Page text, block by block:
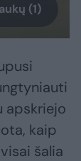
(1)
apskriejo
kaip
šalia